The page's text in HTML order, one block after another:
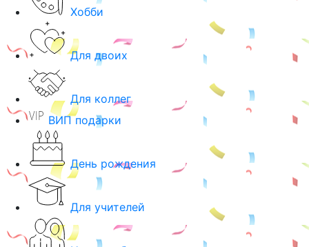
Хобби
Для двоих
Для коллег
ВИП подарки
День рождения
Для учителей